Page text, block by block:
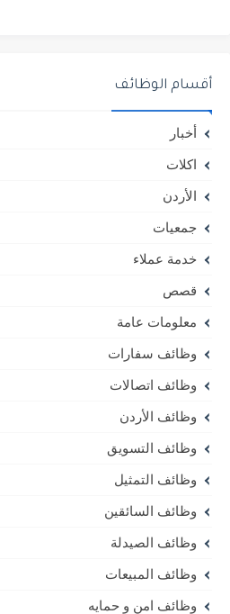
أقسام الوظائف
أخبار
اكلات
الأردن
جمعيات
خدمة عملاء
قصص
معلومات عامة
وظائف سفارات
وظائف اتصالات
وظائف الأردن
وظائف التسويق
وظائف التمثيل
وظائف السائقين
وظائف الصيدلة
وظائف المبيعات
وظائف امن و حمايه